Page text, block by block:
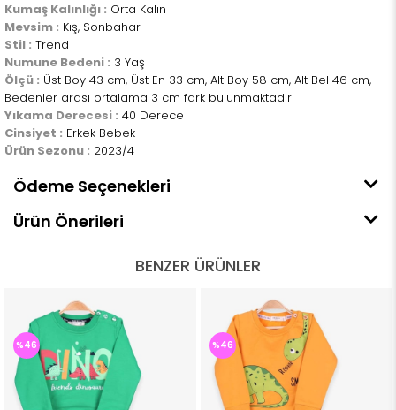
Kumaş Kalınlığı : Orta Kalın
Mevsim : Kış, Sonbahar
Stil : Trend
Numune Bedeni : 3 Yaş
Ölçü : Üst Boy 43 cm, Üst En 33 cm, Alt Boy 58 cm, Alt Bel 46 cm,
Bedenler arası ortalama 3 cm fark bulunmaktadır
Yıkama Derecesi : 40 Derece
Cinsiyet : Erkek Bebek
Ürün Sezonu : 2023/4
Ödeme Seçenekleri
Ürün Önerileri
BENZER ÜRÜNLER
%46 %46